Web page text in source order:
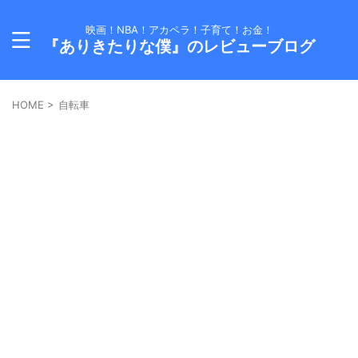
映画！NBA！アカペラ！子育て！お金！
『ありきたりな僕』のレビューブログ
HOME > 自転車